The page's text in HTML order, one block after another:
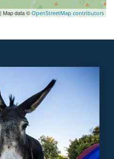
| Map data ©OpenStreetMap contributors